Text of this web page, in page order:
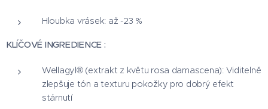
Hloubka vrásek: až -23 %
KLÍČOVÉ INGREDIENCE :
Wellagyl® (extrakt z květu rosa damascena): Viditelně
zlepšuje tón a texturu pokožky pro dobrý efekt
stárnutí